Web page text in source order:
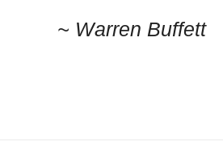
~ Warren Buffett